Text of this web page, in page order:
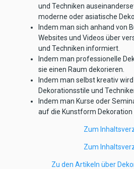
und Techniken
moderne oder asiatische
Indem man sich anhand von
Websites und Videos über
und Techniken informiert.
Indem man professionelle
sie einen Raum dekorieren.
Indem man selbst kreativ
Dekorationsstile und
Indem man Kurse oder
auf die Kunstform Dekoration
Zum
Zum
Zu den Artikeln über